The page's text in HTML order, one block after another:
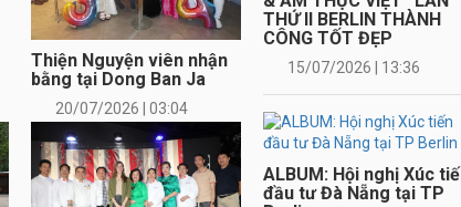
Thiện Nguyện viên nhận
bằng tại Dong Ban Ja
20/07/2026 | 03:04
ALBUM: ĐOÀN ĐẠI BIỂU
PHƯỜNG HOÀN KIẾM &
PHƯỜNG CỬA NAM (HÀ
NỘI) THĂM TRƯỜNG
15/06/2026 | 11:53
TIN CÙNG CHUYÊN MỤC